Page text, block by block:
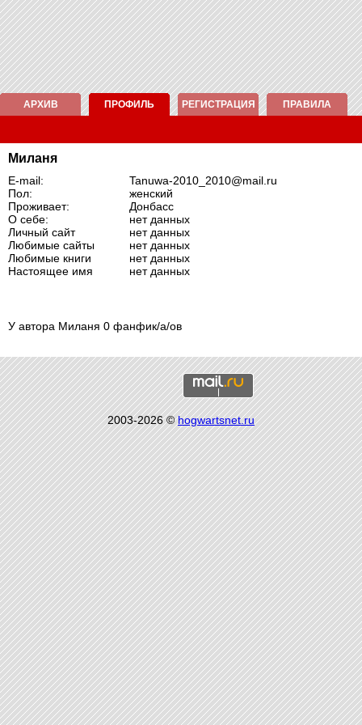
АРХИВ ПРОФИЛЬ РЕГИСТРАЦИЯ ПРАВИЛА
Миланя
E-mail:
Tanuwa-2010_2010@mail.ru
Пол:
женский
Проживает:
Донбасс
О себе:
нет данных
Личный сайт
нет данных
Любимые сайты
нет данных
Любимые книги
нет данных
Настоящее имя
нет данных
У автора Миланя 0 фанфик/а/ов
2003-2026 ©hogwartsnet.ru